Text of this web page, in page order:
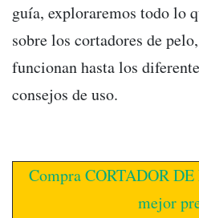
guía, exploraremos todo lo
sobre los cortadores de
funcionan hasta los
consejos de uso.
Compra CORTADOR
mejor